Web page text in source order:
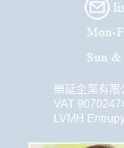
樂延企業有限
VAT
LVMH